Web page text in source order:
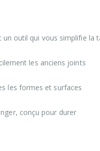
outil qui vous simplifie la
les anciens joints
les formes et surfaces
conçu pour durer